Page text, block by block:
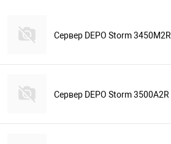
Сервер DEPO Storm 3450M2R
Сервер DEPO Storm 3500A2R